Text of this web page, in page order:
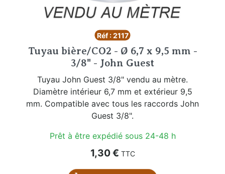
Réf : 2117
Tuyau bière/CO2 - Ø 6,7 x 9,5 mm -
3/8" - John Guest
Tuyau John Guest 3/8" vendu au mètre.
Diamètre intérieur 6,7 mm et extérieur 9,5
mm. Compatible avec tous les raccords John
Guest 3/8".
Prêt à être expédié sous 24-48 h
Prix
1,30 € TTC